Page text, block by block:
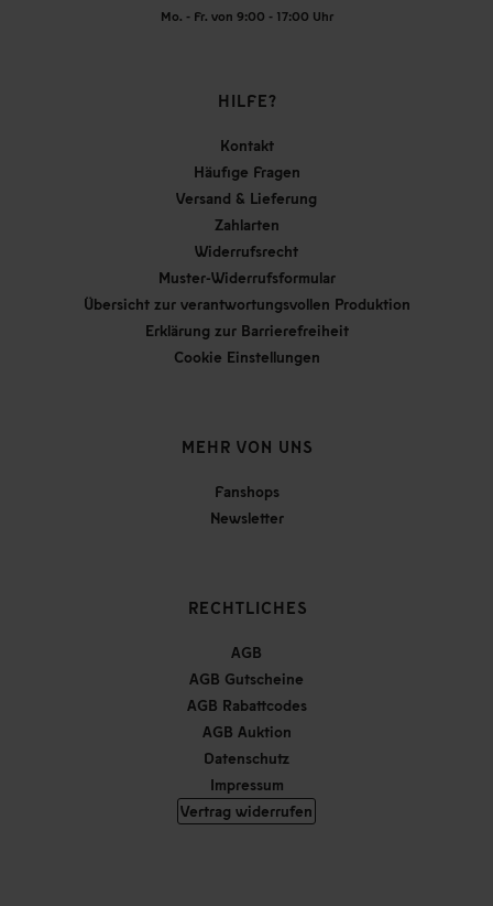
Mo. - Fr. von 9:00 - 17:00 Uhr
HILFE?
Kontakt
Häufige Fragen
Versand & Lieferung
Zahlarten
Widerrufsrecht
Muster-Widerrufsformular
Übersicht zur verantwortungsvollen Produktion
Erklärung zur Barrierefreiheit
Cookie Einstellungen
MEHR VON UNS
Fanshops
Newsletter
RECHTLICHES
AGB
AGB Gutscheine
AGB Rabattcodes
AGB Auktion
Datenschutz
Impressum
Vertrag widerrufen